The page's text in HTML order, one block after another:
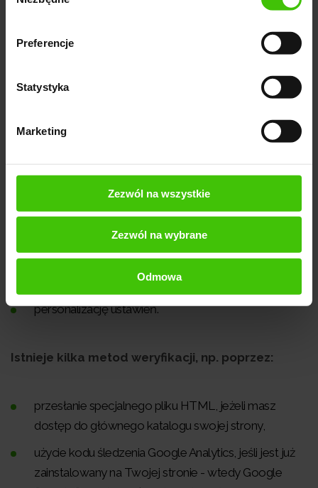
Preferencje
Statystyka
Marketing
Zezwól na wszystkie
Zezwól na wybrane
Odmowa
kluczowy krok do korzystania z pełnego zakresu
narzędzia. Dlaczego Google będzie chciał
potwierdzić, że jesteś właścicielem
strony interneto
? Aby upewnić się, że osoba starająca się o dostęp
do danych strony ma do niej prawo.
Jest to ważne
skuteczne zarządzanie stroną,
efektywną komunikację z właścicielem strony w
ważnych sprawach, np. ostrzeżenia o
zabezpieczeniach, problemy z indeksowaniem,
aktualizacje algorytmu,
personalizację ustawień.
Istnieje kilka metod weryfikacji, np. poprzez:
przesłanie specjalnego pliku HTML, jeżeli masz
dostęp do głównego katalogu swojej strony,
użycie kodu śledzenia Google Analytics, jeśli jest już
zainstalowany na Twojej stronie - wtedy Google